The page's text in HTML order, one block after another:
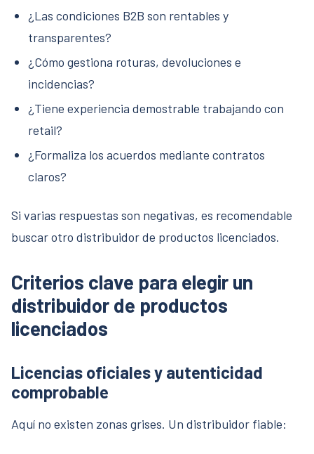
¿Las condiciones B2B son rentables y
transparentes?
¿Cómo gestiona roturas, devoluciones e
incidencias?
¿Tiene experiencia demostrable trabajando con
retail?
¿Formaliza los acuerdos mediante contratos
claros?
Si varias respuestas son negativas, es recomendable
buscar otro distribuidor de productos licenciados.
Criterios clave para elegir un
distribuidor de productos
licenciados
Licencias oficiales y autenticidad
comprobable
Aquí no existen zonas grises. Un distribuidor fiable: